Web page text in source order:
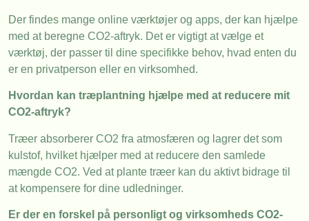
Der findes mange online værktøjer og apps, der kan hjælpe
med at beregne CO2-aftryk. Det er vigtigt at vælge et
værktøj, der passer til dine specifikke behov, hvad enten du
er en privatperson eller en virksomhed.
Hvordan kan træplantning hjælpe med at reducere mit
CO2-aftryk?
Træer absorberer CO2 fra atmosfæren og lagrer det som
kulstof, hvilket hjælper med at reducere den samlede
mængde CO2. Ved at plante træer kan du aktivt bidrage til
at kompensere for dine udledninger.
Er der en forskel på personligt og virksomheds CO2-